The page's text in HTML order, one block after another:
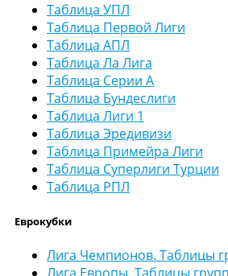
Таблица УПЛ
Таблица Первой Лиги
Таблица АПЛ
Таблица Ла Лига
Таблица Серии А
Таблица Бундеслиги
Таблица Лиги 1
Таблица Эредивизи
Таблица Примейра Лиги
Таблица Суперлиги Турции
Таблица РПЛ
Еврокубки
Лига Чемпионов. Таблицы